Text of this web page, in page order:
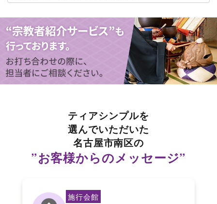
ティアシンプルを
選んでいただいた
名古屋市南区の
”お客様からのメッセージ”
施行会館